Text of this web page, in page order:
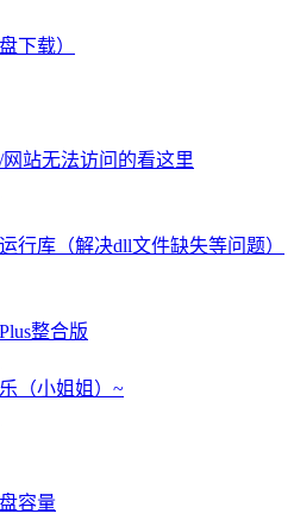
下载）
站无法访问的看这里
行库（解决dll文件缺失等问题）
整合版
（小姐姐）~
容量